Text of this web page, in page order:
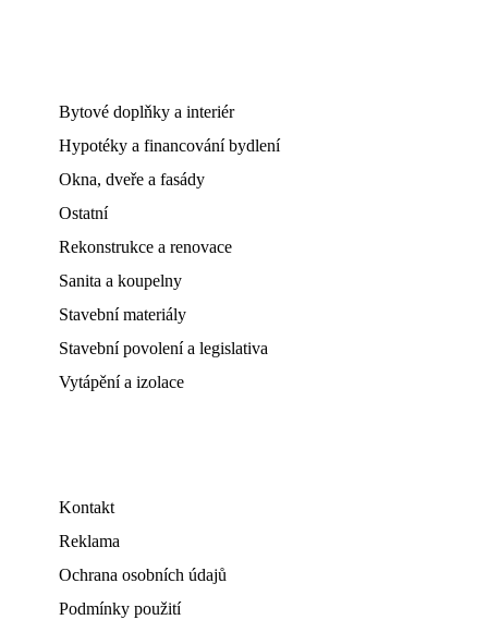
Bytové doplňky a interiér
Hypotéky a financování bydlení
Okna, dveře a fasády
Ostatní
Rekonstrukce a renovace
Sanita a koupelny
Stavební materiály
Stavební povolení a legislativa
Vytápění a izolace
Kontakt
Reklama
Ochrana osobních údajů
Podmínky použití